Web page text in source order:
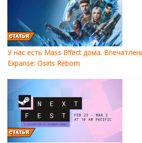
У нас есть Mass Effect дома.
Expanse: Osiris Reborn